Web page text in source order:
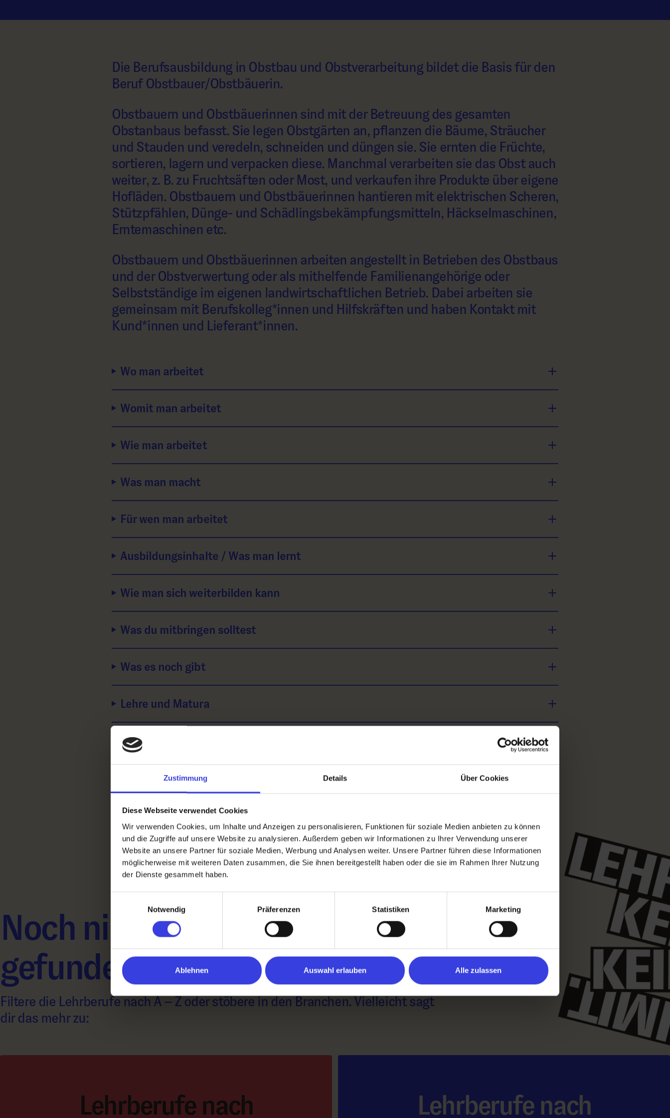
Zustimmung Details Über Cookies
Diese Webseite verwendet Cookies
Wir verwenden Cookies, um Inhalte und Anzeigen zu personalisieren, Funktionen für soziale Medien anbieten zu können
und die Zugriffe auf unsere Website zu analysieren. Außerdem geben wir Informationen zu Ihrer Verwendung unserer
Website an unsere Partner für soziale Medien, Werbung und Analysen weiter. Unsere Partner führen diese Informationen
möglicherweise mit weiteren Daten zusammen, die Sie ihnen bereitgestellt haben oder die sie im Rahmen Ihrer Nutzung
der Dienste gesammelt haben.
Notwendig
Präferenzen Statistiken Marketing
Ablehnen Auswahl erlauben Alle zulassen
Die Berufsausbildung in Obstbau und Obstverarbeitung bildet die Basis für den
Beruf Obstbauer/Obstbäuerin.
Obstbauern und Obstbäuerinnen sind mit der Betreuung des gesamten
Obstanbaus befasst. Sie legen Obstgärten an, pflanzen die Bäume, Sträucher
und Stauden und veredeln, schneiden und düngen sie. Sie ernten die Früchte,
sortieren, lagern und verpacken diese. Manchmal verarbeiten sie das Obst auch
weiter, z. B. zu Fruchtsäften oder Most, und verkaufen ihre Produkte über eigene
Hofläden. Obstbauern und Obstbäuerinnen hantieren mit elektrischen Scheren,
Stützpfählen, Dünge- und Schädlingsbekämpfungsmitteln, Häckselmaschinen,
Erntemaschinen etc.
Obstbauern und Obstbäuerinnen arbeiten angestellt in Betrieben des Obstbaus
und der Obstverwertung oder als mithelfende Familienangehörige oder
Selbstständige im eigenen landwirtschaftlichen Betrieb. Dabei arbeiten sie
gemeinsam mit Berufskolleg*innen und Hilfskräften und haben Kontakt mit
Kund*innen und Lieferant*innen.
Wo man arbeitet
Womit man arbeitet
Wie man arbeitet
Was man macht
Für wen man arbeitet
Ausbildungsinhalte / Was man lernt
Wie man sich weiterbilden kann
Was du mitbringen solltest
Was es noch gibt
Lehre und Matura
Selbstständigkeit
Noch nichts Richtiges
gefunden?
Filtere die Lehrberufe nach A – Z oder stöbere in den Branchen. Vielleicht sagt
dir das mehr zu:
Lehrberufe nach
Lehrberufe nach